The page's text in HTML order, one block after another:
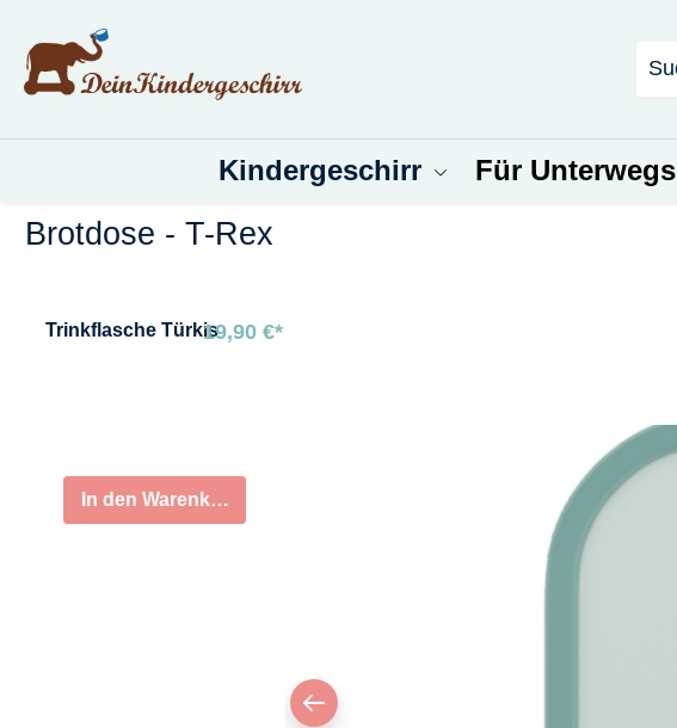
Hauptinhalt springen
Zur Suche springen
Kindergeschirr Für Unterwegs
Brotdose - T-Rex
Trinkflasche Türkis19,90 €*
In den Warenkorb